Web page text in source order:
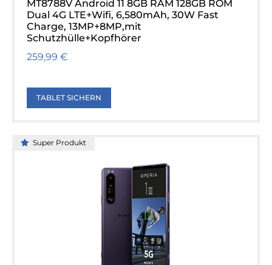
MT8788V Android 11 8GB RAM 128GB ROM
Dual 4G LTE+Wifi, 6,580mAh, 30W Fast
Charge, 13MP+8MP,mit
Schutzhülle+Kopfhörer
259,99 €
TABLET SICHERN
Super Produkt